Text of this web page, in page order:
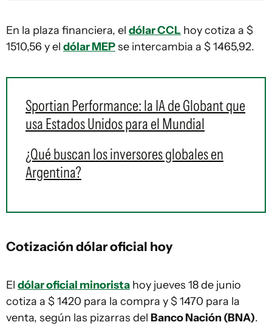
En la plaza financiera, el dólar CCL hoy cotiza a $
1510,56 y el dólar MEPse intercambia a $ 1465,92.
Sportian Performance: la IA de Globant que
usa Estados Unidos para el Mundial
¿Qué buscan los inversores globales en
Argentina?
Cotización dólar oficial hoy
El dólar oficial minorista hoy jueves 18 de junio
cotiza a $ 1420 para la compra y $ 1470 para la
venta, según las pizarras del Banco Nación (BNA).